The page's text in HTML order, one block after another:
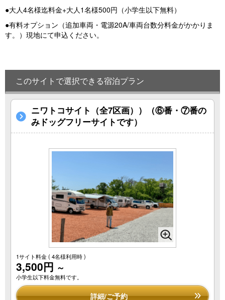
●大人4名様迄料金+大人1名様500円（小学生以下無料）
●有料オプション（追加車両・電源20A/車両台数分料金がかかりま
す。）現地にて申込ください。
このサイトで選択できる宿泊プラン
ニワトコサイト（全7区画））（⑥番・⑦番の
みドッグフリーサイトです）
1サイト料金( 4名様利用時 )
3,500円 ～
小学生以下料金無料です。
詳細/ご予約